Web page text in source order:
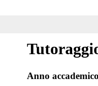
Anno